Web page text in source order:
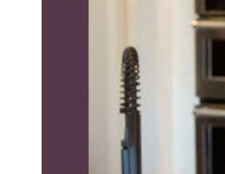
കൈകാര്യം ചെയ്യണം:
വിദേശകാര്യ
ഗരീബാബാദി